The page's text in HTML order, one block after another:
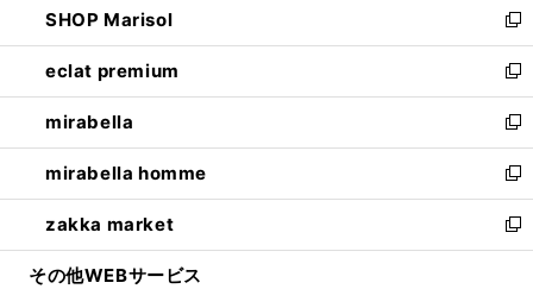
く
で
開
く
ド
ウ
で
開
く
ィ
ン
ド
ウ
で
開
く
い
ウ
ィ
ン
ド
ウ
で
開
く
SHOP Marisol
新
し
い
ウ
ィ
ン
ド
ウ
で
開
eclat premium
新
し
い
ウ
ィ
ン
ド
ウ
mirabella
新
し
い
ウ
ィ
ン
mirabella homme
新
し
い
ウ
zakka market
新
し
その他WEBサービス